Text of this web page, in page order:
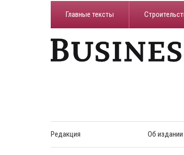
Главные тексты
Редакция Об издании